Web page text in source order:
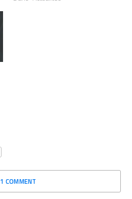
1 COMMENT